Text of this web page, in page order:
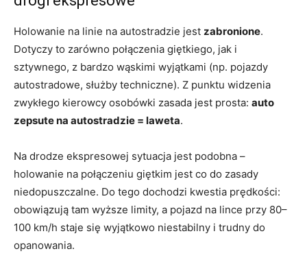
Holowanie na linie na autostradzie jest zabronione.
Dotyczy to zarówno połączenia giętkiego, jak i
sztywnego, z bardzo wąskimi wyjątkami (np. pojazdy
autostradowe, służby techniczne). Z punktu widzenia
zwykłego kierowcy osobówki zasada jest prosta: auto
zepsute na autostradzie = laweta.
Na drodze ekspresowej sytuacja jest podobna –
holowanie na połączeniu giętkim jest co do zasady
niedopuszczalne. Do tego dochodzi kwestia prędkości:
obowiązują tam wyższe limity, a pojazd na lince przy 80–
100 km/h staje się wyjątkowo niestabilny i trudny do
opanowania.